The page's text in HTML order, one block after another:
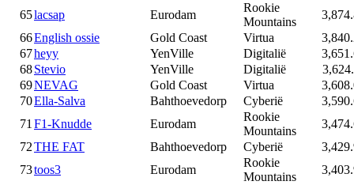
65lacsap Eurodam
Rookie
Mountains
66English ossie Gold Coast Virtua
67heyy YenVille Digitalië
68Stevio YenVille Digitalië
69NEVAG Gold Coast Virtua
70Ella-Salva Bahthoevedorp Cyberië
71F1-Knudde Eurodam
Rookie
Mountains
72THE FAT Bahthoevedorp Cyberië
73toos3 Eurodam
Rookie
Mountains